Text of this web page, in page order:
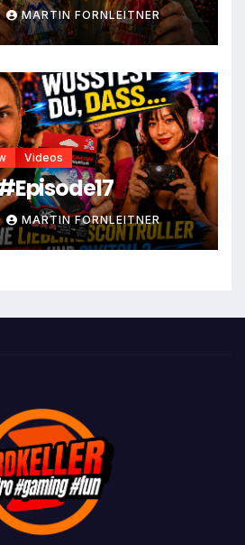
MARTIN FORNLEITNER
Videos
MARTIN FORNLEITNER